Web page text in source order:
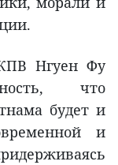
Нгуен Фу
что
будет и
и